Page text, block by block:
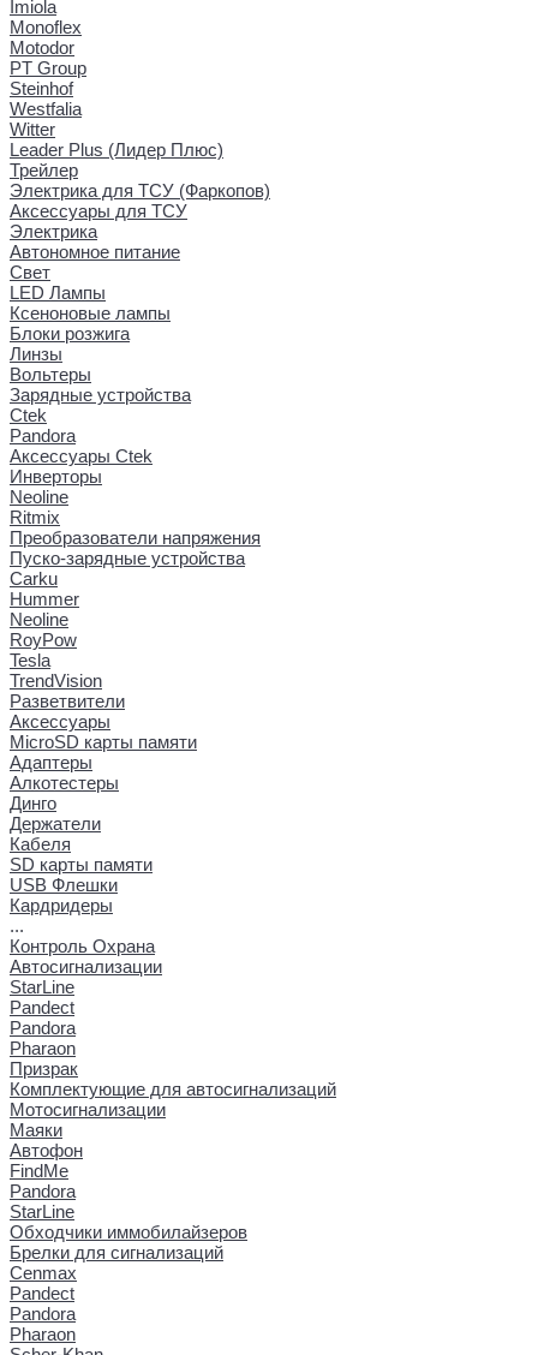
Imiola
Monoflex
Motodor
PT Group
Steinhof
Westfalia
Witter
Leader Plus (Лидер Плюс)
Трейлер
Электрика для ТСУ (Фаркопов)
Аксессуары для ТСУ
Электрика
Автономное питание
Свет
LED Лампы
Ксеноновые лампы
Блоки розжига
Линзы
Вольтеры
Зарядные устройства
Ctek
Pandora
Аксессуары Ctek
Инверторы
Neoline
Ritmix
Преобразователи напряжения
Пуско-зарядные устройства
Carku
Hummer
Neoline
RoyPow
Tesla
TrendVision
Разветвители
Аксессуары
MicroSD карты памяти
Адаптеры
Алкотестеры
Динго
Держатели
Кабеля
SD карты памяти
USB Флешки
Кардридеры
...
Контроль Охрана
Автосигнализации
StarLine
Pandect
Pandora
Pharaon
Призрак
Комплектующие для автосигнализаций
Мотосигнализации
Маяки
Автофон
FindMe
Pandora
StarLine
Обходчики иммобилайзеров
Брелки для сигнализаций
Cenmax
Pandect
Pandora
Pharaon